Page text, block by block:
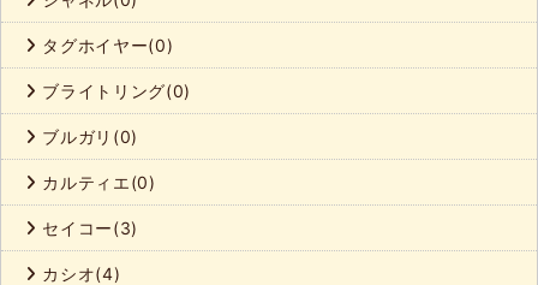
タグホイヤー(0)
ブライトリング(0)
ブルガリ(0)
カルティエ(0)
セイコー(3)
カシオ(4)